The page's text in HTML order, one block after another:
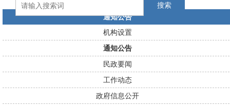
搜索
通知公告
机构设置
通知公告
民政要闻
工作动态
政府信息公开